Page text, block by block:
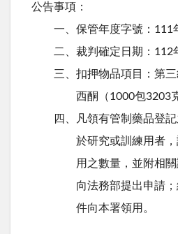
公告事項：
一、保管年度字號：111
二、裁判確定日期：112
三、扣押物品項目：第
西酮（1000包3203
四、凡領有管制藥品登
於研究或訓練用者
用之數量，並附相
向法務部提出申請
件向本署領用。